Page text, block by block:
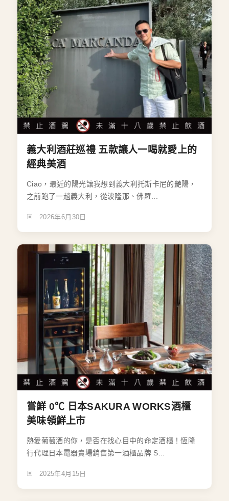
義大利酒莊巡禮 五款讓人一喝就愛上的
經典美酒
Ciao，最近的陽光讓我想到義大利托斯卡尼的艷陽，
之前跑了一趟義大利，從波隆那、佛羅...
2026年6月30日
嘗鮮 0℃ 日本SAKURA WORKS酒櫃
美味領鮮上市
熱愛葡萄酒的你，是否在找心目中的命定酒櫃！恆隆
行代理日本電器賣場銷售第一酒櫃品牌 S...
2025年4月15日